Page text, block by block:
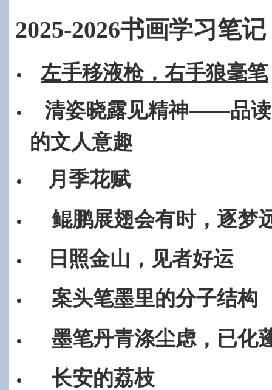
2025-2026书画学习笔记
左手移液枪，右手狼毫笔
清姿晓露见精神——品读
的文人意趣
月季花赋
鲲鹏展翅会有时，逐梦
日照金山，见者好运
案头笔墨里的分子结构
墨笔丹青涤尘虑，已化
长安的荔枝